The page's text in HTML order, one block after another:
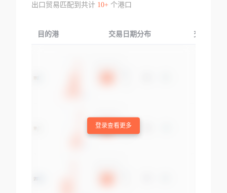
出口贸易匹配到共计 10+个港口
目的港 交易日期分布 交易产品
登录查看更多